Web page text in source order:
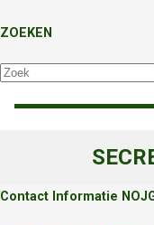
ZOEKEN
Contact Informatie